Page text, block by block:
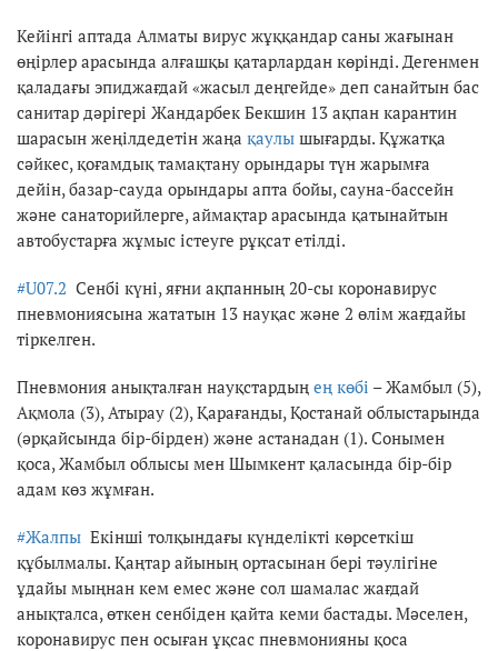
Кейінгі аптада Алматы вирус жұққандар саны жағынан
өңірлер арасында алғашқы қатарлардан көрінді. Дегенмен
қаладағы эпиджағдай «жасыл деңгейде» деп санайтын бас
санитар дәрігері Жандарбек Бекшин 13 ақпан карантин
шарасын жеңілдедетін жаңа қаулы шығарды. Құжатқа
сәйкес, қоғамдық тамақтану орындары түн жарымға
дейін, базар-сауда орындары апта бойы, сауна-бассейн
және санаторийлерге, аймақтар арасында қатынайтын
автобустарға жұмыс істеуге рұқсат етілді.
#U07.2 Сенбі күні, яғни ақпанның 20-сы коронавирус
пневмониясына жататын 13 науқас және 2 өлім жағдайы
тіркелген.
Пневмония анықталған науқстардың ең көбі – Жамбыл (5),
Ақмола (3), Атырау (2), Қарағанды, Қостанай облыстарында
(әрқайсында бір-бірден) және астанадан (1). Сонымен
қоса, Жамбыл облысы мен Шымкент қаласында бір-бір
адам көз жұмған.
#Жалпы Екінші толқындағы күнделікті көрсеткіш
құбылмалы. Қаңтар айының ортасынан бері тәулігіне
ұдайы мыңнан кем емес және сол шамалас жағдай
анықталса, өткен сенбіден қайта кеми бастады. Мәселен,
коронавирус пен осыған ұқсас пневмонияны қоса